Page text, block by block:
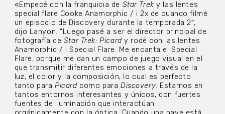
«Empecé con la franquicia de Star Trek y las lentes
special flare Cooke Anamorphic / i 2x de cuando filmé
un episodio de Discovery durante la temporada 2″,
dijo Lanyon. “Luego pasé a ser el director principal de
fotografía de Star Trek: Picardy rodé con las lentes
Anamorphic / i Special Flare. Me encanta el Special
Flare, porque me dan un campo de juego visual en el
que transmitir diferentes emociones a través de la
luz, el color y la composición, lo cual es perfecto
tanto paraPicardcomo para Discovery. Estamos en
tantos entornos interesantes y únicos, con fuertes
fuentes de iluminación que interactúan